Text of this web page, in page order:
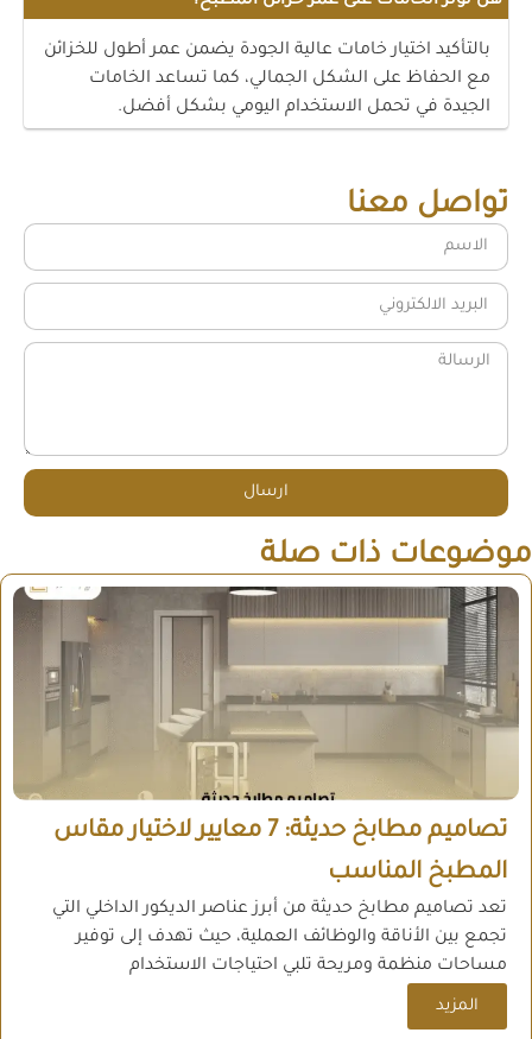
بالتأكيد اختيار خامات عالية الجودة يضمن عمر أطول للخزائن
مع الحفاظ على الشكل الجمالي، كما تساعد الخامات
الجيدة في تحمل الاستخدام اليومي بشكل أفضل.
تواصل معنا
ارسال
موضوعات ذات صلة
تصاميم مطابخ حديثة: 7 معايير لاختيار مقاس
المطبخ المناسب
تعد تصاميم مطابخ حديثة من أبرز عناصر الديكور الداخلي التي
تجمع بين الأناقة والوظائف العملية، حيث تهدف إلى توفير
مساحات منظمة ومريحة تلبي احتياجات الاستخدام
المزيد